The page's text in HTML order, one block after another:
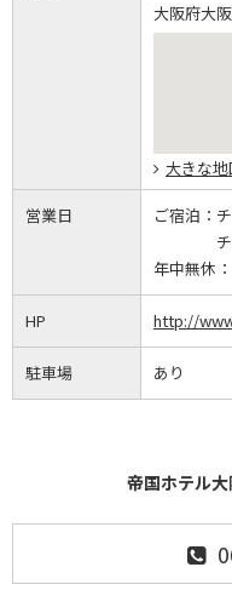
大阪府大
大きな
営業日 ご宿泊：
年中無休：
HP http://
駐車場 あり
帝国ホテル